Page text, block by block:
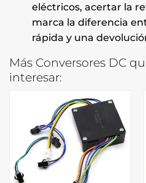
eléctricos, acertar la
marca la diferencia
rápida y una
Más Conversores DC
interesar: